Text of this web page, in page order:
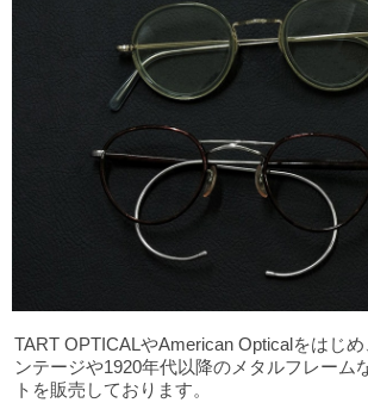
TART OPTICALやAmerican Opticalをはじ
ンテージや1920年代以降のメタルフレーム
トを販売しております。